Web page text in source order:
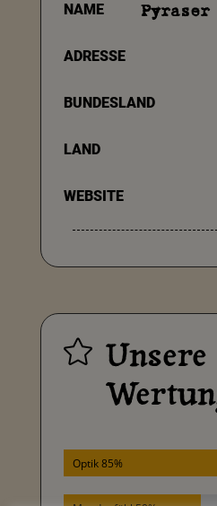
NAME Pyraser
ADRESSE
BUNDESLAND
LAND
WEBSITE
 Unsere
Optik 85%